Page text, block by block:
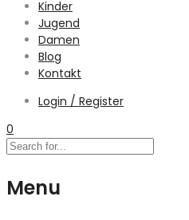
Kinder
Jugend
Damen
Blog
Kontakt
Login / Register
0
Menu